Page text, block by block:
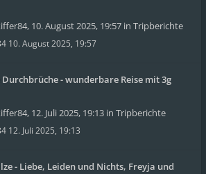
, 10. August 2025, 19:57 in Tripberichte
10. August 2025, 19:57
- wunderbare Reise mit 3g
, 12. Juli 2025, 19:13 in Tripberichte
12. Juli 2025, 19:13
- Liebe, Leiden und Nichts, Freyja und